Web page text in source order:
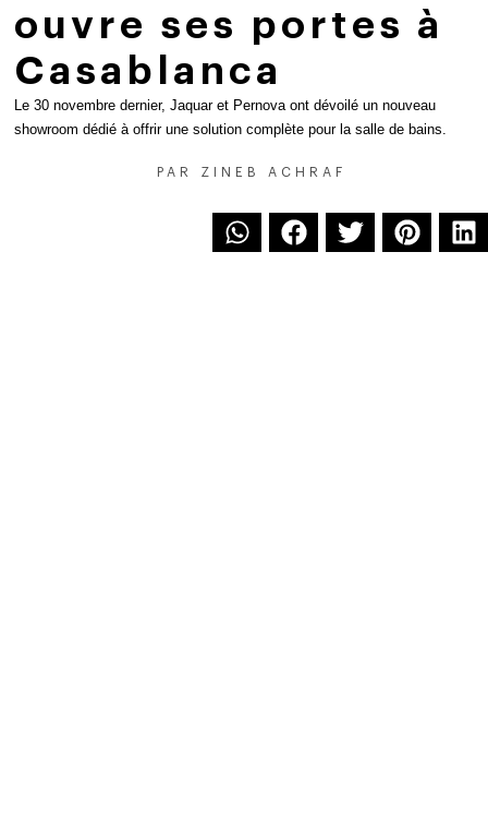
ouvre ses portes à
Casablanca
Le 30 novembre dernier, Jaquar et Pernova ont dévoilé un nouveau
showroom dédié à offrir une solution complète pour la salle de bains.
PAR ZINEB ACHRAF